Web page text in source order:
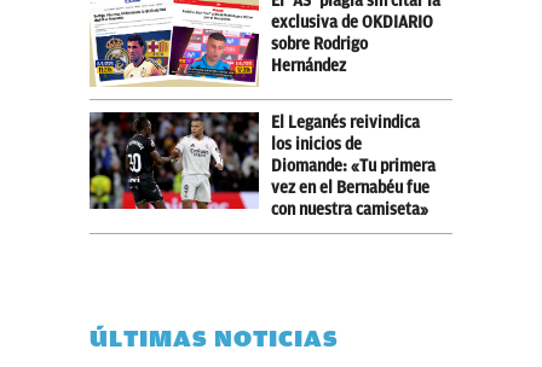
exclusiva de OKDIARIO
sobre Rodrigo
Hernández
El Leganés reivindica
los inicios de
Diomande: «Tu primera
vez en el Bernabéu fue
con nuestra camiseta»
ÚLTIMAS NOTICIAS